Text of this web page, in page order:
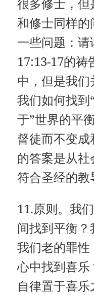
很多修士，
和修士同样
一些问题：
17:13-17的祷
中，但是我们
我们如何找到
于”世界的平
督徒而不变
的答案是从
符合圣经的教
11.原则。我
间找到平衡
我们老的罪
心中找到喜
自律置于喜